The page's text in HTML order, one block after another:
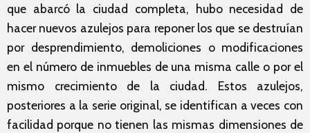
que abarcó la ciudad completa, hubo necesidad de
hacer nuevos azulejos para reponer los que se destruían
por desprendimiento, demoliciones o modificaciones
en el número de inmuebles de una misma calle o por el
mismo crecimiento de la ciudad. Estos azulejos,
posteriores a la serie original, se identifican a veces con
facilidad porque no tienen las mismas dimensiones de